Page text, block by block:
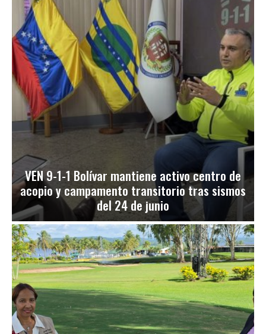
VEN 9-1-1 Bolívar mantiene activo centro de
acopio y campamento transitorio tras sismos
del 24 de junio